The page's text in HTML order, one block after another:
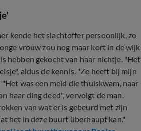
kende het slachtoffer persoonlijk, zo
vrouw zou nog maar kort in de wijk
hebben gekocht van haar nichtje. "Het
aldus de kennis. "Ze heeft bij mijn
"Het was een meid die thuiskwam, naar
haar ding deed", vervolgt de man.
van wat er is gebeurd met zijn
het in deze buurt überhaupt kan."